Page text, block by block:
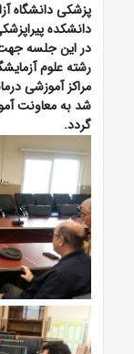
پزشکی دانشگاه
دانشکده
در این جلسه جهت
رشته علوم
مراکز آموزشی
شد به معاونت
گردد.